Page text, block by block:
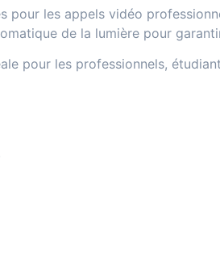
pour les appels vidéo
de la lumière pour
pour les professionnels,